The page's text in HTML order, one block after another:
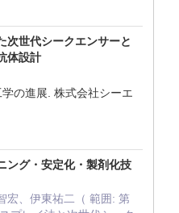
次世代シークエンサーと
体設計
の進展. 株式会社シーエ
ング・安定化・製剤化技
宏、伊東祐二（ 範囲: 第